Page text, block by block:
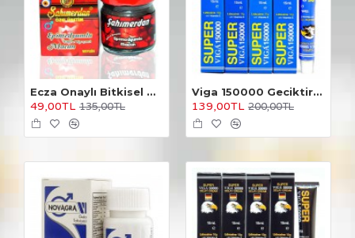
Ecza Onaylı Bitkisel Macun
49,00TL 135,00TL
Viga 150000 Geciktirici Krem 4 Adet
139,00TL 200,00TL